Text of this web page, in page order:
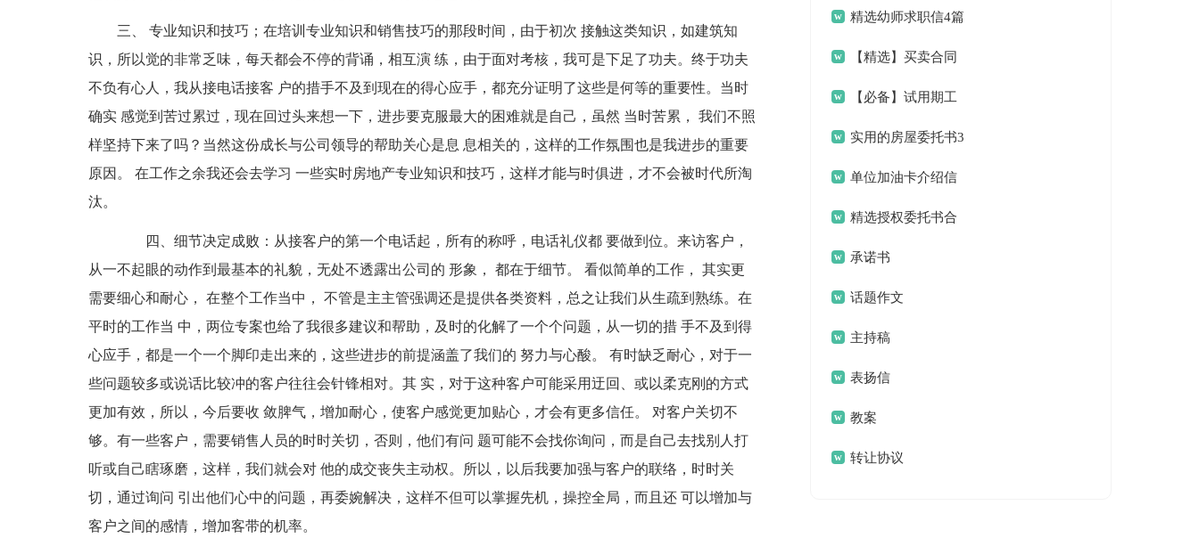
三、 专业知识和技巧；在培训专业知识和销售技巧的那段时间，由于初次 接触这类知识，如建筑知
识，所以觉的非常乏味，每天都会不停的背诵，相互演 练，由于面对考核，我可是下足了功夫。终于功夫
不负有心人，我从接电话接客 户的措手不及到现在的得心应手，都充分证明了这些是何等的重要性。当时
确实 感觉到苦过累过，现在回过头来想一下，进步要克服最大的困难就是自己，虽然 当时苦累， 我们不照
样坚持下来了吗？当然这份成长与公司领导的帮助关心是息 息相关的，这样的工作氛围也是我进步的重要
原因。 在工作之余我还会去学习 一些实时房地产专业知识和技巧，这样才能与时俱进，才不会被时代所淘
汰。
四、细节决定成败：从接客户的第一个电话起，所有的称呼，电话礼仪都 要做到位。来访客户，
从一不起眼的动作到最基本的礼貌，无处不透露出公司的 形象， 都在于细节。 看似简单的工作， 其实更
需要细心和耐心， 在整个工作当中， 不管是主主管强调还是提供各类资料，总之让我们从生疏到熟练。在
平时的工作当 中，两位专案也给了我很多建议和帮助，及时的化解了一个个问题，从一切的措 手不及到得
心应手，都是一个一个脚印走出来的，这些进步的前提涵盖了我们的 努力与心酸。 有时缺乏耐心，对于一
些问题较多或说话比较冲的客户往往会针锋相对。其 实，对于这种客户可能采用迂回、或以柔克刚的方式
更加有效，所以，今后要收 敛脾气，增加耐心，使客户感觉更加贴心，才会有更多信任。 对客户关切不
够。有一些客户，需要销售人员的时时关切，否则，他们有问 题可能不会找你询问，而是自己去找别人打
听或自己瞎琢磨，这样，我们就会对 他的成交丧失主动权。所以，以后我要加强与客户的联络，时时关
切，通过询问 引出他们心中的问题，再委婉解决，这样不但可以掌握先机，操控全局，而且还 可以增加与
客户之间的感情，增加客带的机率。
言语录33条
精选幼师求职信4篇
【精选】买卖合同
范文9篇【必备】试用期工
作总结合集八篇
实用的房屋委托书3
篇 单位加油卡介绍信
锦集六篇
精选授权委托书合
集5篇承诺书
话题作文
主持稿
表扬信
教案
转让协议